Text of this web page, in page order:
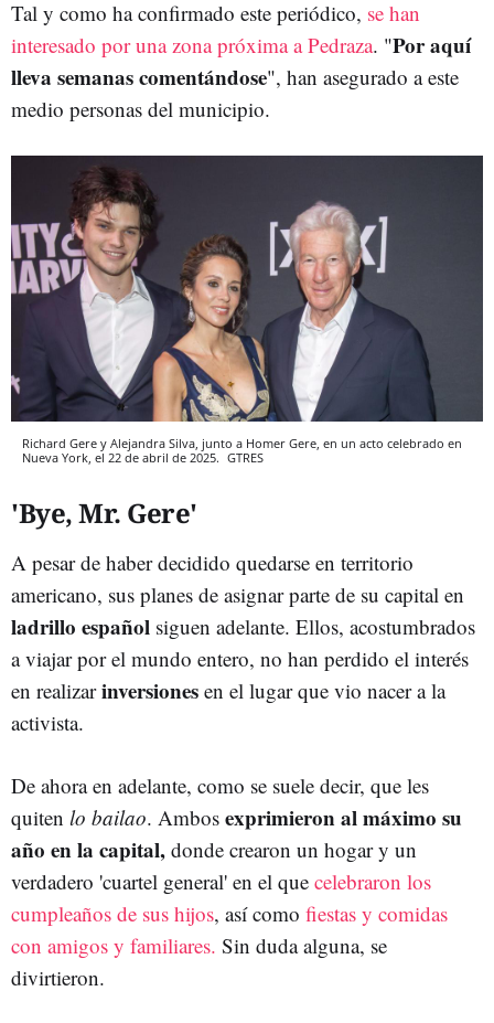
Tal y como ha confirmado este periódico, se han
interesado por una zona próxima a Pedraza. "Por aquí
lleva semanas comentándose", han asegurado a este
medio personas del municipio.
Richard Gere y Alejandra Silva, junto a Homer Gere, en un acto celebrado en
Nueva York, el 22 de abril de 2025. GTRES
'Bye, Mr. Gere'
A pesar de haber decidido quedarse en territorio
americano, sus planes de asignar parte de su capital en
ladrillo español siguen adelante. Ellos, acostumbrados
a viajar por el mundo entero, no han perdido el interés
en realizarinversiones en el lugar que vio nacer a la
activista.
De ahora en adelante, como se suele decir, que les
quiten lo bailao. Ambos exprimieron al máximo su
año en la capital, donde crearon un hogar y un
verdadero 'cuartel general' en el que celebraron los
cumpleaños de sus hijos, así como fiestas y comidas
con amigos y familiares. Sin duda alguna, se
divirtieron.